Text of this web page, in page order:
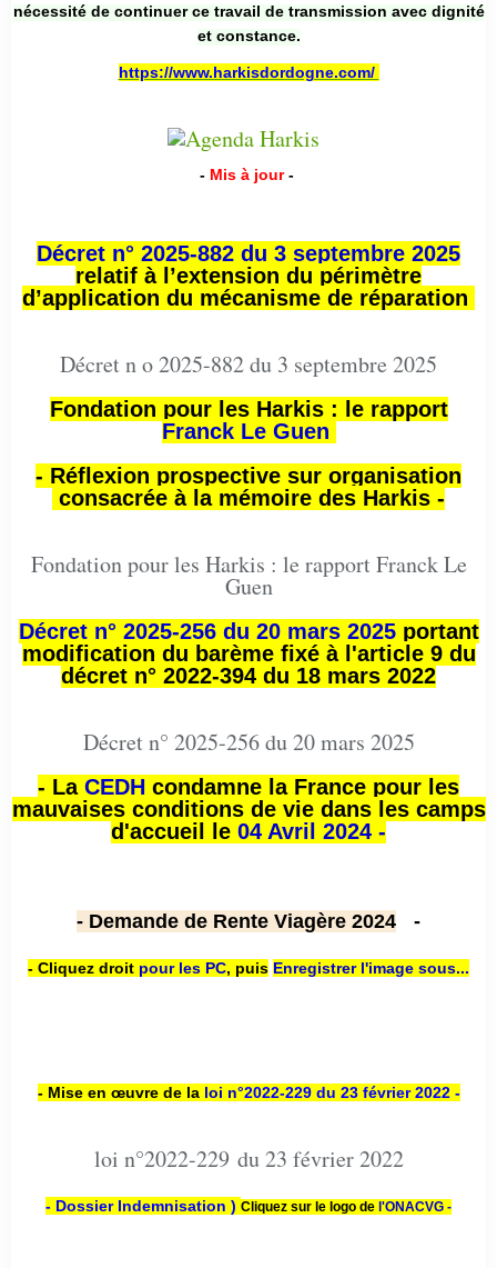
nécessité de continuer ce travail de transmission avec dignité
et constance.
https://www.harkisdordogne.com/
- Mis à jour -
Décret n° 2025-882 du 3 septembre 2025
relatif à l’extension du périmètre
d’application du mécanisme de réparation
Décret n o 2025-882 du 3 septembre 2025
Fondation pour les Harkis : le rapport
Franck Le Guen
- Réflexion prospective sur organisation
consacrée à la mémoire des Harkis -
Fondation pour les Harkis : le rapport Franck Le
Guen
Décret n° 2025-256 du 20 mars 2025portant
modification du barème fixé à l'article 9 du
décret n° 2022-394 du 18 mars 2022
Décret n° 2025-256 du 20 mars 2025
- La CEDH condamne la France pour les
mauvaises conditions de vie dans les camps
d'accueil le 04 Avril 2024 -
- Demande de Rente Viagère 2024 -
- Cliquez droit pour les PC, puis Enregistrer l'image sous...
- Mise en œuvre de la loi n°2022-229 du 23 février 2022 -
loi n°2022-229 du 23 février 2022
- Dossier Indemnisation ) Cliquez sur le logo de l'ONACVG -